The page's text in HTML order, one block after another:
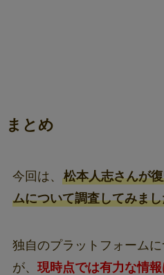
まとめ
今回は、 松本人志さんが
ムについて調査してみま
独自のプラットフォーム
が、 現時点では有力な情